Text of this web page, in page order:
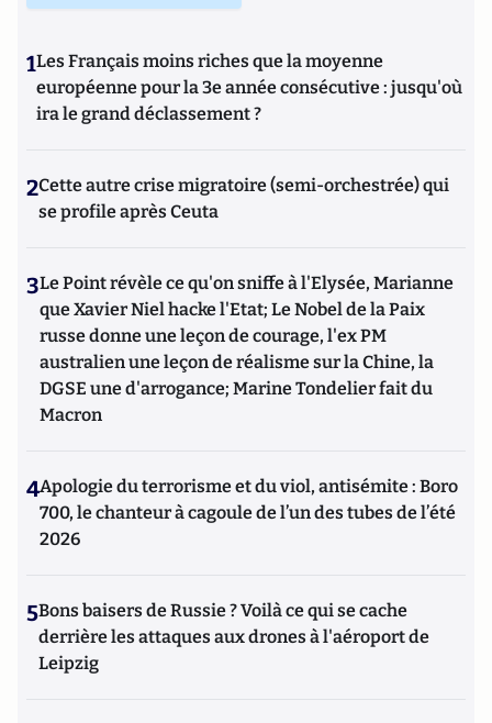
1Les Français moins riches que la moyenne
européenne pour la 3e année consécutive : jusqu'où
ira le grand déclassement ?
2Cette autre crise migratoire (semi-orchestrée) qui
se profile après Ceuta
3Le Point révèle ce qu'on sniffe à l'Elysée, Marianne
que Xavier Niel hacke l'Etat; Le Nobel de la Paix
russe donne une leçon de courage, l'ex PM
australien une leçon de réalisme sur la Chine, la
DGSE une d'arrogance; Marine Tondelier fait du
Macron
4Apologie du terrorisme et du viol, antisémite : Boro
700, le chanteur à cagoule de l’un des tubes de l’été
2026
5Bons baisers de Russie ? Voilà ce qui se cache
derrière les attaques aux drones à l'aéroport de
Leipzig